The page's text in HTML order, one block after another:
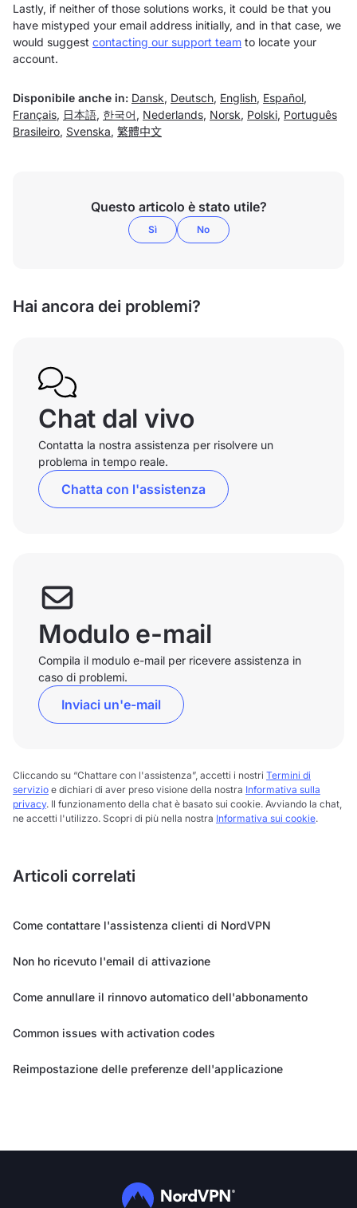
Lastly, if neither of those solutions works, it could be that you
have mistyped your email address initially, and in that case, we
would suggest contacting our support team to locate your
account.
Disponibile anche in: Dansk, Deutsch, English, Español,
Français, 日本語, 한국어 , Nederlands, Norsk, Polski, Português
Brasileiro, Svenska, 繁體中文
Questo articolo è stato utile?
Sì No
Hai ancora dei problemi?
Chat dal vivo
Contatta la nostra assistenza per risolvere un
problema in tempo reale.
Chatta con l'assistenza
Modulo e-mail
Compila il modulo e-mail per ricevere assistenza in
caso di problemi.
Inviaci un'e-mail
Cliccando su “Chattare con l'assistenza”, accetti i nostri Termini di
servizio e dichiari di aver preso visione della nostra Informativa sulla
privacy. Il funzionamento della chat è basato sui cookie. Avviando la chat,
ne accetti l'utilizzo. Scopri di più nella nostra Informativa sui cookie.
Articoli correlati
Come contattare l'assistenza clienti di NordVPN
Non ho ricevuto l'email di attivazione
Come annullare il rinnovo automatico dell'abbonamento
Common issues with activation codes
Reimpostazione delle preferenze dell'applicazione